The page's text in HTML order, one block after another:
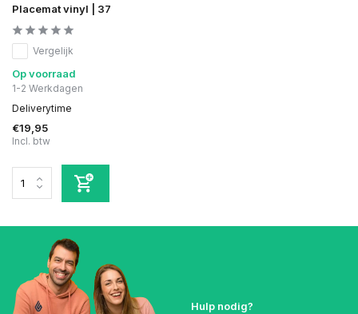
Placemat vinyl | 37
Vergelijk
Op voorraad
1-2 Werkdagen
Deliverytime
€19,95
Incl. btw
Hulp nodig?